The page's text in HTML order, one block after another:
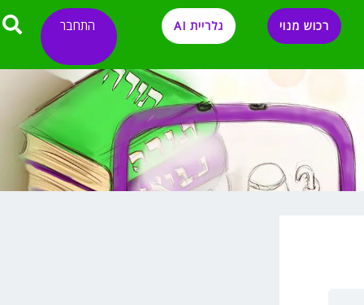
רכוש מנוי גלריית AI התחבר